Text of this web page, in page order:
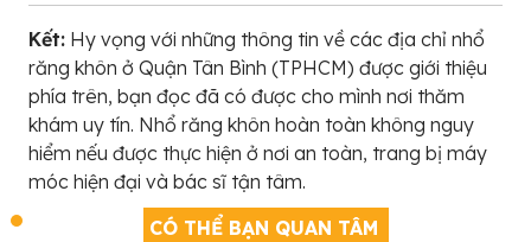
Kết: Hy vọng với những thông tin về các địa chỉ nhổ
răng khôn ở Quận Tân Bình (TPHCM) được giới thiệu
phía trên, bạn đọc đã có được cho mình nơi thăm
khám uy tín. Nhổ răng khôn hoàn toàn không nguy
hiểm nếu được thực hiện ở nơi an toàn, trang bị máy
móc hiện đại và bác sĩ tận tâm.
CÓ THỂ BẠN QUAN TÂM